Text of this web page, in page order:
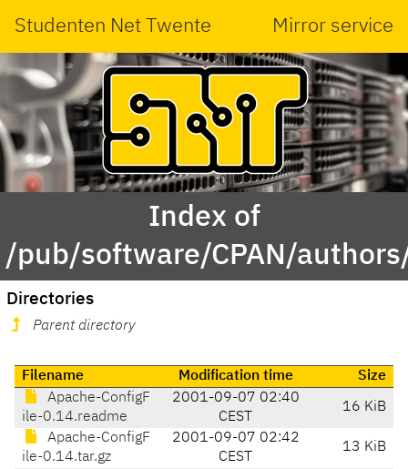
Studenten Net Twente Mirror service
Index of
/pub/software/CPAN/
Directories
Parent directory
Filename Modification time
Size
Apache-ConfigF
ile-0.14.readme
2001-09-07 02:40
CEST
16 KiB
Apache-ConfigF
ile-0.14.tar.gz
2001-09-07 02:42
CEST
13 KiB